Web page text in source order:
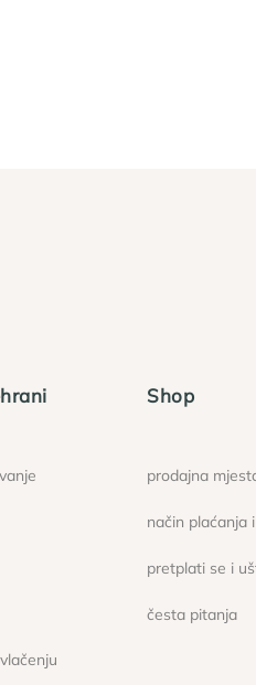
Shop
prodajna
način plaćanja
pretplati se i
česta pitanja